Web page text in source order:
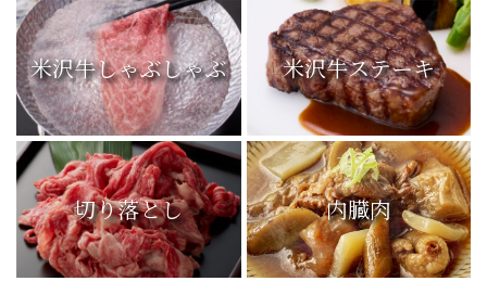
米沢牛しゃぶしゃぶ 米沢牛ステーキ
切り落とし 内臓肉